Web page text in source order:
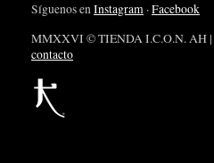
Síguenos enInstagram ·Facebook
MMXXVI © TIENDA I.C.O.N. AH |
contacto